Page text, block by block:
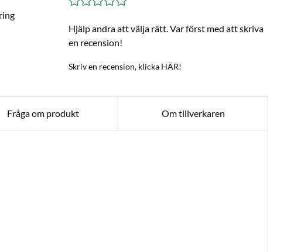
Hjälp andra att välja rätt. Var först med att skriva
en recension!
Skriv en recension, klicka HÄR!
Fråga om produkt Om tillverkaren